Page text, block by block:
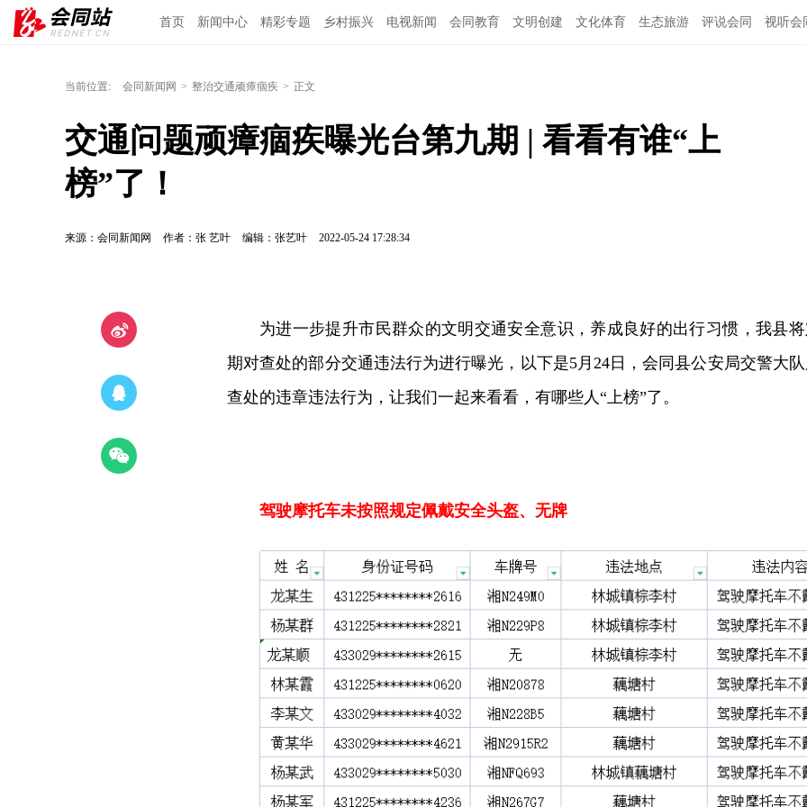
首页 新闻中心 精彩专题 乡村振兴 电视新闻 会同教育 文明创建 文化体育 生态旅游 评说会同 视听会
当前位置: 会同新闻网 > 整治交通顽瘴痼疾 > 正文
交通问题顽瘴痼疾曝光台第九期 | 看看有谁“上
榜”了！
来源：会同新闻网 作者：张 艺叶 编辑：张艺叶 2022-05-24 17:28:34
为进一步提升市民群众的文明交通安全意识，养成良好的出行习惯，我县
期对查处的部分交通违法行为进行曝光，以下是5月24日，会同县公安局交警大
查处的违章违法行为，让我们一起来看看，有哪些人“上榜”了。
驾驶摩托车未按照规定佩戴安全头盔、无牌